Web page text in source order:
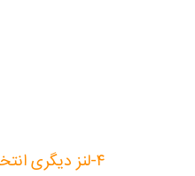
۴-لنز دیگری انتخاب کنید